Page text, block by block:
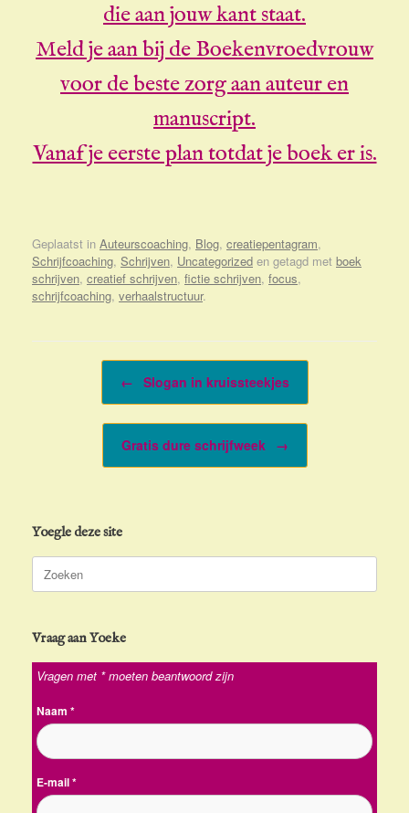
die aan jouw kant staat.
Meld je aan bij de Boekenvroedvrouw
voor de beste zorg aan auteur en
manuscript.
Vanaf je eerste plan totdat je boek er is.
Geplaatst in Auteurscoaching, Blog, creatiepentagram,
Schrijfcoaching, Schrijven, Uncategorized en getagd met boek
schrijven, creatief schrijven, fictie schrijven, focus,
schrijfcoaching, verhaalstructuur.
← Slogan in kruissteekjes
Gratis dure schrijfweek →
Yoegle deze site
Zoeken
naar:
Vraag aan Yoeke
Vragen met * moeten beantwoord zijn
Naam *
E-mail*